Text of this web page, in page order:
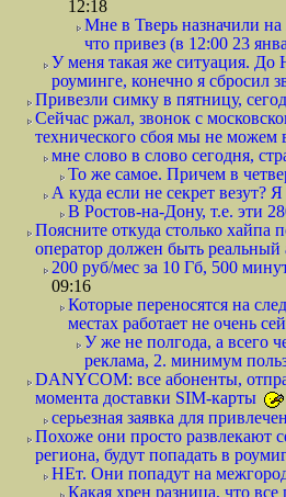
12:18
Мне в Тверь назначили
что привез (в 12:00 23
У меня такая же ситуация. До
роуминге, конечно я сбросил
Привезли симку в пятницу,
Сейчас ржал, звонок с
технического сбоя мы не
мне слово в слово сегодня,
То же самое. Причем в
А куда если не секрет везут?
В Ростов-на-Дону, т.е. эти
Поясните откуда столько
оператор должен быть
200 руб/мес за 10 Гб, 500
09:16
Которые переносятся на
местах работает не очень
У же не полгода, а всего
реклама, 2. минимум
DANYCOM: все абоненты,
момента доставки SIM-карты
серьезная заявка для
Похоже они просто развлекают
региона, будут попадать в
НЕт. Они попадут на
Какая хрен разница, что